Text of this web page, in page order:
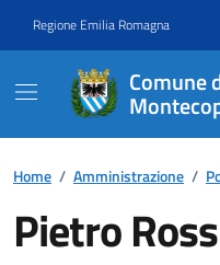
Regione Emilia Romagna
Comune
Contenuti in
Home / Amministrazione /
Pietro